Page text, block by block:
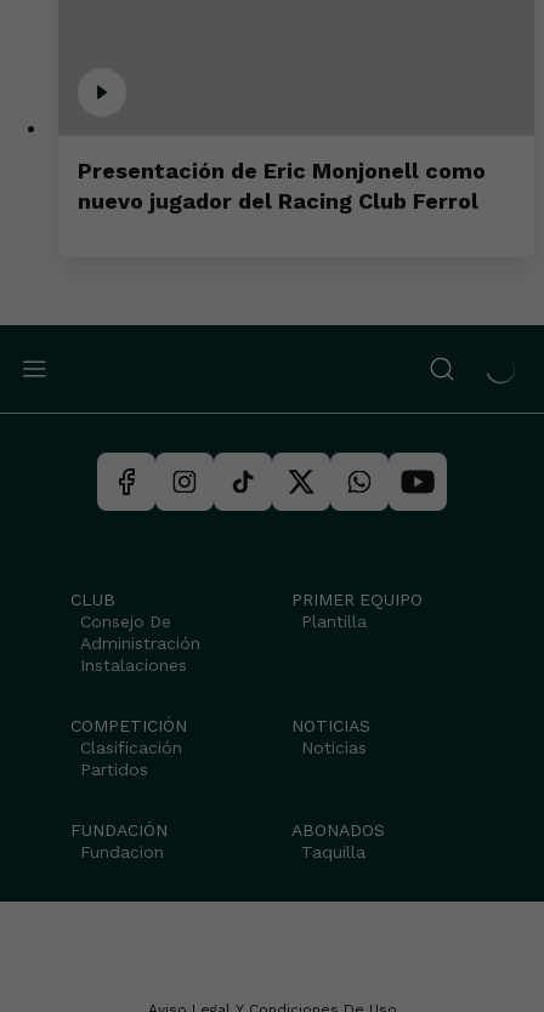
Presentación de Eric Monjonell como
nuevo jugador del Racing Club Ferrol
CLUB
Consejo De
Administración
Instalaciones
PRIMER EQUIPO
Plantilla
COMPETICIÓN
Clasificación
Partidos
NOTICIAS
Noticias
FUNDACIÓN
Fundacion
ABONADOS
Taquilla